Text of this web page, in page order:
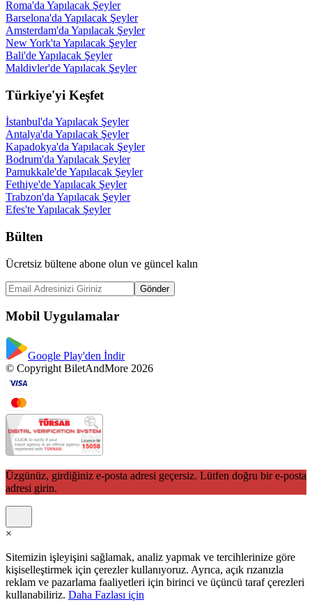
Roma'da Yapılacak Şeyler
Barselona'da Yapılacak Şeyler
Amsterdam'da Yapılacak Şeyler
New York'ta Yapılacak Şeyler
Bali'de Yapılacak Şeyler
Maldivler'de Yapılacak Şeyler
Türkiye'yi Keşfet
İstanbul'da Yapılacak Şeyler
Antalya'da Yapılacak Şeyler
Kapadokya'da Yapılacak Şeyler
Bodrum'da Yapılacak Şeyler
Pamukkale'de Yapılacak Şeyler
Fethiye'de Yapılacak Şeyler
Trabzon'da Yapılacak Şeyler
Efes'te Yapılacak Şeyler
Bülten
Ücretsiz bültene abone olun ve güncel kalın
Gönder
Mobil Uygulamalar
Google Play'den İndir
© Copyright BiletAndMore 2026
Üzgünüz, girdiğiniz e-posta adresi geçersiz. Lütfen doğru bir e-posta
adresi girin.
×
Sitemizin işleyişini sağlamak, analiz yapmak ve tercihlerinize göre
kişiselleştirmek için çerezler kullanıyoruz. Ayrıca, açık rızanızla
reklam ve pazarlama faaliyetleri için birinci ve üçüncü taraf çerezleri
kullanabiliriz. Daha Fazlası için